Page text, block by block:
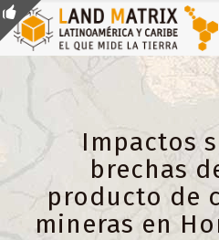
Impactos
brechas
producto de
mineras en